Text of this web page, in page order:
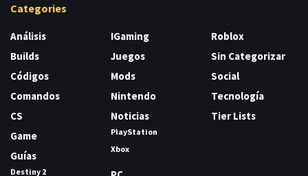
Categories
Análisis
Builds
Códigos
Comandos
CS
Game
Guías
Destiny 2
IGaming
Juegos
Mods
Nintendo
Noticias
PlayStation
Xbox
Roblox
Sin Categorizar
Social
Tecnología
Tier Lists